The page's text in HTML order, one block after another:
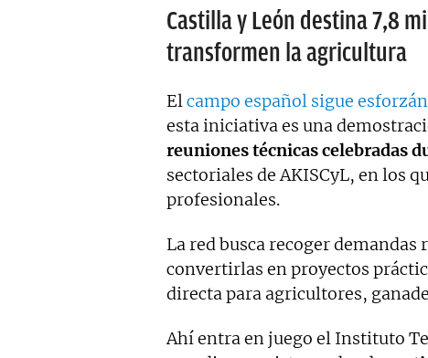
Castilla y León destina 7,8
transformen la agricultura
Elcampo español sigue
esta iniciativa es una
reuniones técnicas celebradas
sectoriales de AKISCyL, en los
profesionales.
La red busca recoger
convertirlas en proyectos
directa para agricultores,
Ahí entra en juego el Instituto